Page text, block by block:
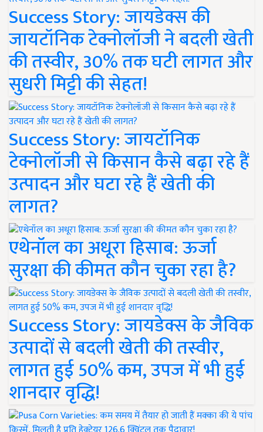
Success Story: जायडेक्स की
जायटॉनिक टेक्नोलॉजी ने बदली खेती
की तस्वीर, 30% तक घटी लागत और
सुधरी मिट्टी की सेहत!
Success Story: जायटॉनिक
टेक्नोलॉजी से किसान कैसे बढ़ा रहे हैं
उत्पादन और घटा रहे हैं खेती की
लागत?
एथेनॉल का अधूरा हिसाब: ऊर्जा
सुरक्षा की कीमत कौन चुका रहा है?
Success Story: जायडेक्स के जैविक
उत्पादों से बदली खेती की तस्वीर,
लागत हुई 50% कम, उपज में भी हुई
शानदार वृद्धि!